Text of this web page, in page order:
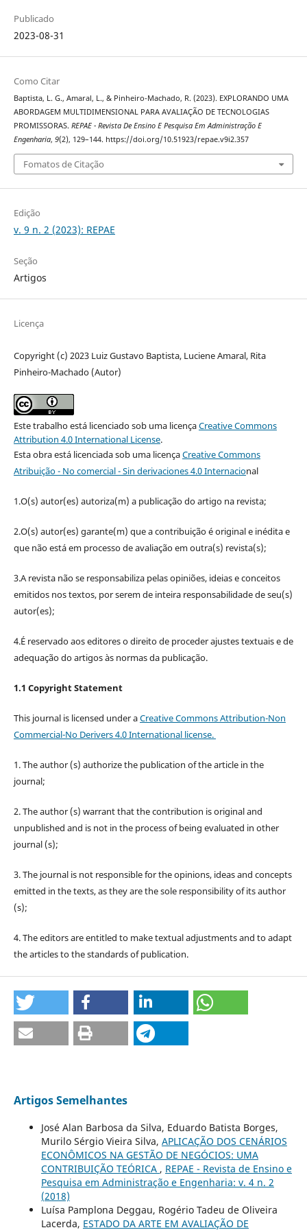
Publicado
2023-08-31
Como Citar
Baptista, L. G., Amaral, L., & Pinheiro-Machado, R. (2023). EXPLORANDO UMA
ABORDAGEM MULTIDIMENSIONAL PARA AVALIAÇÃO DE TECNOLOGIAS
PROMISSORAS. REPAE - Revista De Ensino E Pesquisa Em Administração E
Engenharia, 9(2), 129–144. https://doi.org/10.51923/repae.v9i2.357
Fomatos de Citação
Edição
v. 9 n. 2 (2023): REPAE
Seção
Artigos
Licença
Copyright (c) 2023 Luiz Gustavo Baptista, Luciene Amaral, Rita
Pinheiro-Machado (Autor)
Este trabalho está licenciado sob uma licençaCreative Commons
Attribution 4.0 International License.
Esta obra está licenciada sob uma licençaCreative Commons
Atribuição - No comercial - Sin derivaciones 4.0 Internacional
1.O(s) autor(es) autoriza(m) a publicação do artigo na revista;
2.O(s) autor(es) garante(m) que a contribuição é original e inédita e
que não está em processo de avaliação em outra(s) revista(s);
3.A revista não se responsabiliza pelas opiniões, ideias e conceitos
emitidos nos textos, por serem de inteira responsabilidade de seu(s)
autor(es);
4.É reservado aos editores o direito de proceder ajustes textuais e de
adequação do artigos às normas da publicação.
1.1 Copyright Statement
This journal is licensed under aCreative Commons Attribution-Non
Commercial-No Derivers 4.0 International license.
1. The author (s) authorize the publication of the article in the
journal;
2. The author (s) warrant that the contribution is original and
unpublished and is not in the process of being evaluated in other
journal (s);
3. The journal is not responsible for the opinions, ideas and concepts
emitted in the texts, as they are the sole responsibility of its author
(s);
4. The editors are entitled to make textual adjustments and to adapt
the articles to the standards of publication.
Artigos Semelhantes
José Alan Barbosa da Silva, Eduardo Batista Borges,
Murilo Sérgio Vieira Silva, APLICAÇÃO DOS CENÁRIOS
ECONÔMICOS NA GESTÃO DE NEGÓCIOS: UMA
CONTRIBUIÇÃO TEÓRICA , REPAE - Revista de Ensino e
Pesquisa em Administração e Engenharia: v. 4 n. 2
(2018)
Luísa Pamplona Deggau, Rogério Tadeu de Oliveira
Lacerda, ESTADO DA ARTE EM AVALIAÇÃO DE